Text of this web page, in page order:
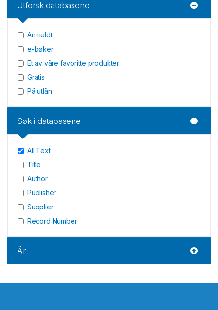
Utforsk databasene
Anmeldt
e-bøker
Et av våre favoritte produkter
Gratis
På utlån
Søk i databasene
All Text
Title
Author
Publisher
Supplier
Record Number
År